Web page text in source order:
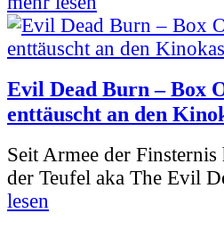
Evil Dead Burn – Box
enttäuscht an den
Seit Armee der
der Teufel aka The Evil
lesen